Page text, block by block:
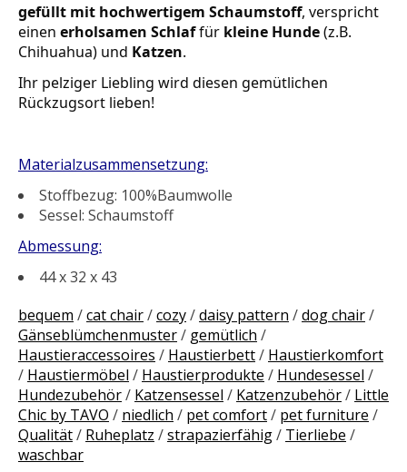
gefüllt mit hochwertigem Schaumstoff, verspricht
einen erholsamen Schlaf für kleine Hunde (z.B.
Chihuahua) und Katzen.
Ihr pelziger Liebling wird diesen gemütlichen
Rückzugsort lieben!
Materialzusammensetzung:
Stoffbezug: 100%Baumwolle
Sessel: Schaumstoff
Abmessung:
44 x 32 x 43
bequem /cat chair/cozy/daisy pattern /dog chair/
Gänseblümchenmuster/ gemütlich /
Haustieraccessoires / Haustierbett/ Haustierkomfort
/ Haustiermöbel / Haustierprodukte / Hundesessel /
Hundezubehör/ Katzensessel / Katzenzubehör/ Little
Chic by TAVO / niedlich / pet comfort/ pet furniture /
Qualität/ Ruheplatz /strapazierfähig/ Tierliebe /
waschbar